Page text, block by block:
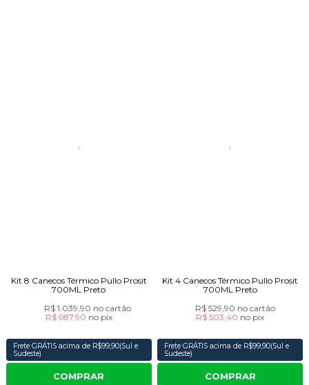
Kit 8 Canecos Térmico Pullo Prosit
700ML Preto
R$ 1.039,90 no cartão
R$ 987,90 no pix
Frete GRÁTIS acima de R$99,90(Sul e
Sudeste)
COMPRAR
Kit 4 Canecos Térmico Pullo Prosit
700ML Preto
R$ 529,90 no cartão
R$ 503,40 no pix
Frete GRÁTIS acima de R$99,90(Sul e
Sudeste)
COMPRAR